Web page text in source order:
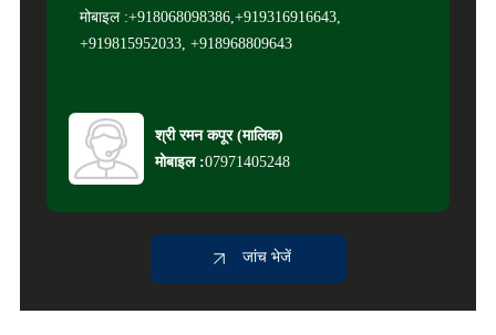
मोबाइल :+918068098386,+919316916643,
+919815952033, +918968809643
श्री रमन कपूर(मालिक)
मोबाइल :07971405248
जांच भेजें